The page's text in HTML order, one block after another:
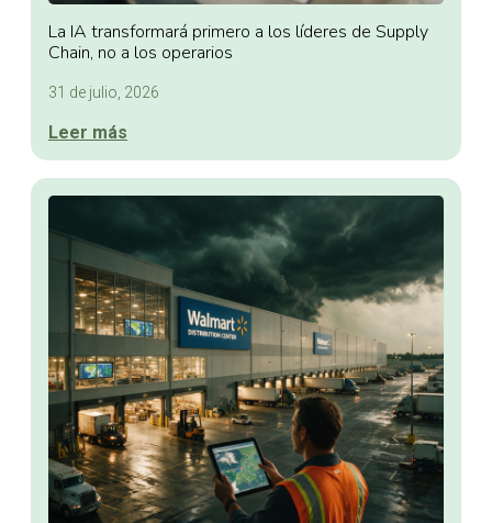
La IA transformará primero a los líderes de Supply
Chain, no a los operarios
31 de julio, 2026
Leer más